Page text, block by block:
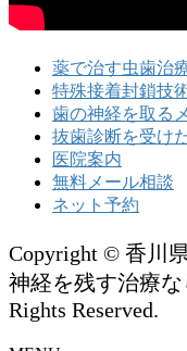
薬で治す虫歯治
特殊接着封鎖技
歯の神経を取る
抜歯診断を受け
医院案内
無料メール相談
ネット予約
Copyright © 香川
神経を残す治療
Rights Reserved.